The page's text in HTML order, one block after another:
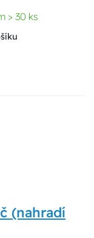
> 30 ks
(nahradí